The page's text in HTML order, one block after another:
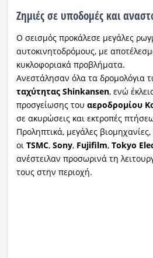
Ζημιές σε υποδομές και
Ο σεισμός προκάλεσε μεγάλες
αυτοκινητοδρόμους, με
κυκλοφοριακά προβλήματα.
Ανεστάλησαν όλα τα δρομολόγια
ταχύτητας Shinkansen, ενώ
προσγείωσης του αεροδρομίου
σε ακυρώσεις και εκτροπές
Προληπτικά, μεγάλες
οι TSMC, Sony, Fujifilm, Tokyo
ανέστειλαν προσωρινά τη
τους στην περιοχή.